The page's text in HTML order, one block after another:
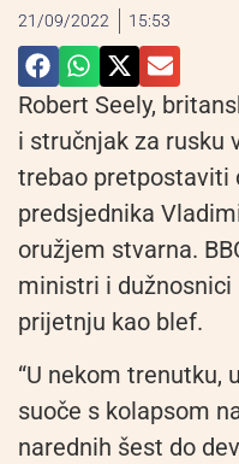
21/09/2022
15:53
Robert Seely,
i stručnjak za rusku
trebao pretpostaviti
predsjednika
oružjem stvarna.
ministri i
prijetnju kao blef.
“U nekom trenutku,
suoče s kolapsom
narednih šest do